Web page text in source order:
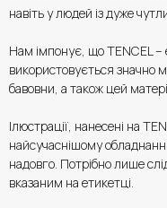
навіть у людей із дуже
Нам імпонує, що TENCEL –
використовується значно
бавовни, а також цей
Ілюстрації, нанесені на
найсучаснішому
надовго. Потрібно лише
вказаним на етикетці.